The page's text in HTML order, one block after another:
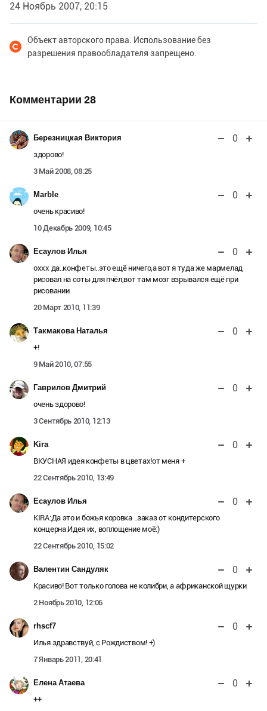
24 Ноябрь 2007, 20:15
Объект авторского права. Использование без
разрешения правообладателя запрещено.
Комментарии 28
Березницкая Виктория 0
здорово!
3 Май 2008, 08:25
Marble 0
очень красиво!
10 Декабрь 2009, 10:45
Есаулов Илья 0
оххх да..конфеты..это ещё ничего,а вот я туда же мармелад
рисовал на соты для пчёл,вот там мозг взрывался ещё при
рисовании.
20 Март 2010, 11:39
Такмакова Наталья 0
+!
9 Май 2010, 07:55
Гаврилов Дмитрий 0
очень здорово!
3 Сентябрь 2010, 12:13
Kira 0
ВКУСНАЯ идея конфеты в цветах!от меня +
22 Сентябрь 2010, 13:49
Есаулов Илья 0
KIRA:Да это и божья коровка ..заказ от кондитерского
концерна.Идея их, воплощение моё:)
22 Сентябрь 2010, 15:02
Валентин Сандуляк 0
Красиво! Вот только голова не колибри, а африканской щурки
2 Ноябрь 2010, 12:06
rhscf7 0
Илья здравствуй, с Рождиством! +)
7 Январь 2011, 20:41
Елена Атаева 0
++